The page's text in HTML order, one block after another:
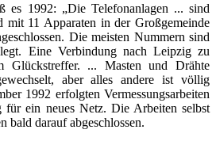
es 1992: „Die Telefonanlagen ... sind
mit 11 Apparaten in der Großgemeinde
Die meisten Nummern sind
Eine Verbindung nach Leipzig zu
Glückstreffer. ... Masten und Drähte
aber alles andere ist völlig
1992 erfolgten Vermessungsarbeiten
für ein neues Netz. Die Arbeiten selbst
bald darauf abgeschlossen.